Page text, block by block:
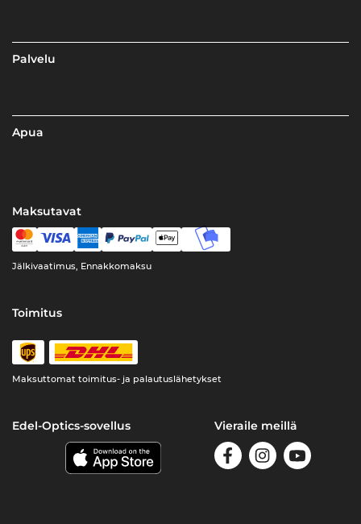
Palvelu
Apua
Maksutavat
Jälkivaatimus, Ennakkomaksu
Toimitus
Maksuttomat toimitus- ja palautuslähetykset
Edel-Optics-sovellus Vieraile meillä